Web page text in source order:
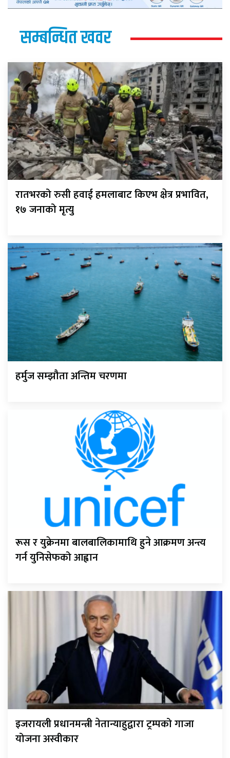
सम्बन्धित खवर
रातभरको रुसी हवाई हमलाबाट किएभ क्षेत्र प्रभावित,
१७ जनाको मृत्यु
हर्मुज सम्झौता अन्तिम चरणमा
रूस र युक्रेनमा बालबालिकामाथि हुने आक्रमण अन्त्य
गर्न युनिसेफको आह्वान
इजरायली प्रधानमन्त्री नेतान्याहुद्वारा ट्रम्पको गाजा
योजना अस्वीकार